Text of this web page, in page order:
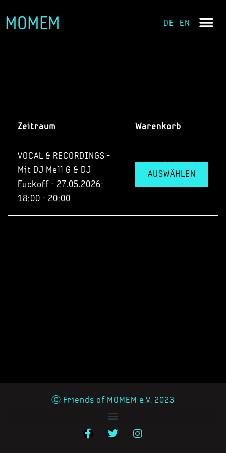
Zum
MOMEM DE EN
Zeitraum Warenkorb
VOCAL & RECORDINGS -
Mit DJ Mell G & DJ
Fuckoff - 27.05.2026-
18:00 - 20:00
AUSWÄHLEN
Ⓒ Friends of MOMEM e.V. 2023